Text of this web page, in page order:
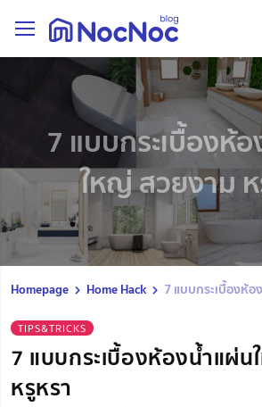
7 แบบกระเบื้องห้
ใหญ่ สวยงาม
Homepage Home Hack 7 แบบกระเบื้องห้
TIPS&TRICKS
7 แบบกระเบื้องห้องน้ำแผ่
หรูหรา